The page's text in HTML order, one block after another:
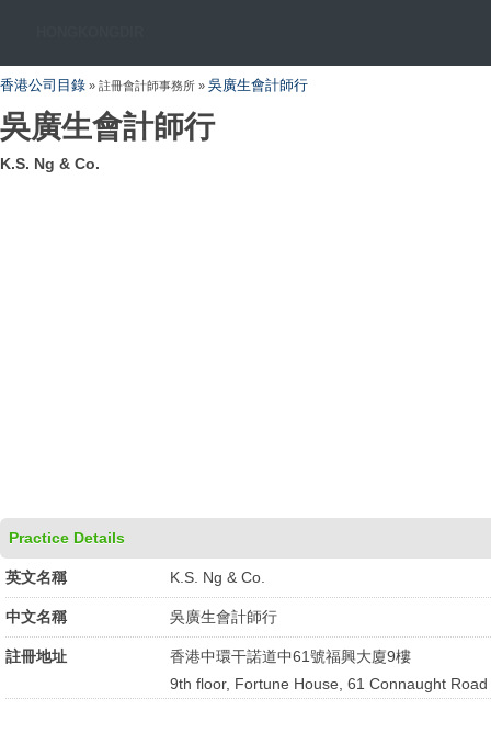
香港公司目錄 » 註冊會計師事務所 » 吳廣生會計師行
吳廣生會計師行
K.S. Ng & Co.
Practice Details
英文名稱 K.S. Ng & Co.
中文名稱 吳廣生會計師行
註冊地址
香港中環干諾道中61號福興大廈9樓
9th floor, Fortune House, 61 Connaught